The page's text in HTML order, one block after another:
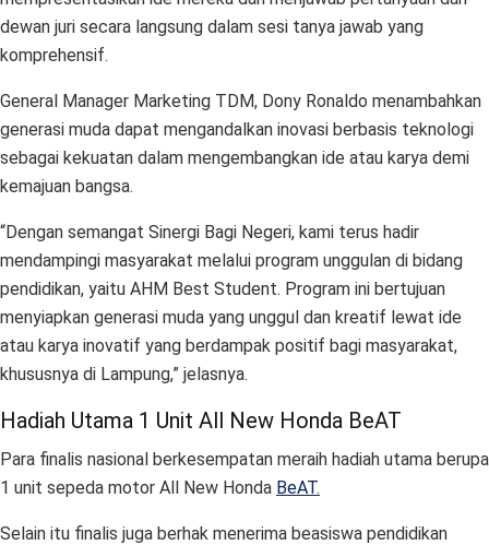
dewan juri secara langsung dalam sesi tanya jawab yang
komprehensif.
General Manager Marketing TDM, Dony Ronaldo menambahkan
generasi muda dapat mengandalkan inovasi berbasis teknologi
sebagai kekuatan dalam mengembangkan ide atau karya demi
kemajuan bangsa.
“Dengan semangat Sinergi Bagi Negeri, kami terus hadir
mendampingi masyarakat melalui program unggulan di bidang
pendidikan, yaitu AHM Best Student. Program ini bertujuan
menyiapkan generasi muda yang unggul dan kreatif lewat ide
atau karya inovatif yang berdampak positif bagi masyarakat,
khususnya di Lampung,” jelasnya.
Hadiah Utama 1 Unit All New Honda BeAT
Para finalis nasional berkesempatan meraih hadiah utama berupa
1 unit sepeda motor All New Honda BeAT.
Selain itu finalis juga berhak menerima beasiswa pendidikan